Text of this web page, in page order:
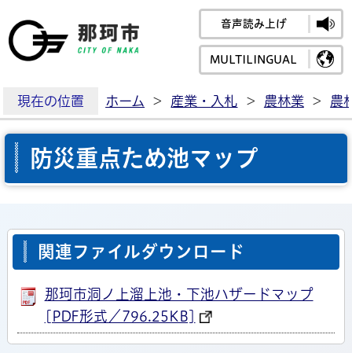
那珂市公式ホームペ
音声読み上げ
MULTILINGUAL
現在の位置 ホーム > 産業・入札 > 農林業 > 農
防災重点ため池マップ
関連ファイルダウンロード
那珂市洞ノ上溜上池・下池ハザードマップ
[PDF形式／796.25KB]